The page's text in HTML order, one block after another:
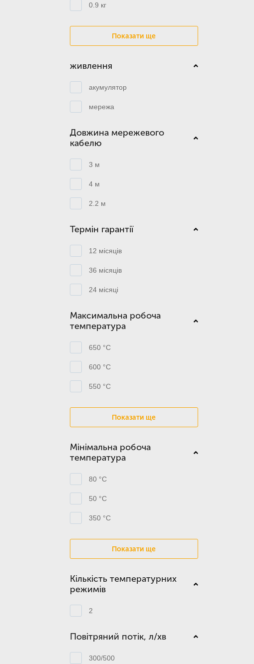
0.9 кг
Показати ще
живлення
акумулятор
мережа
Довжина мережевого
кабелю
3 м
4 м
2.2 м
Термін гарантії
12 місяців
36 місяців
24 місяці
Максимальна робоча
температура
650 °C
600 °C
550 °C
Показати ще
Мінімальна робоча
температура
80 °C
50 °C
350 °C
Показати ще
Кількість температурних
режимів
2
Повітряний потік, л/хв
300/500